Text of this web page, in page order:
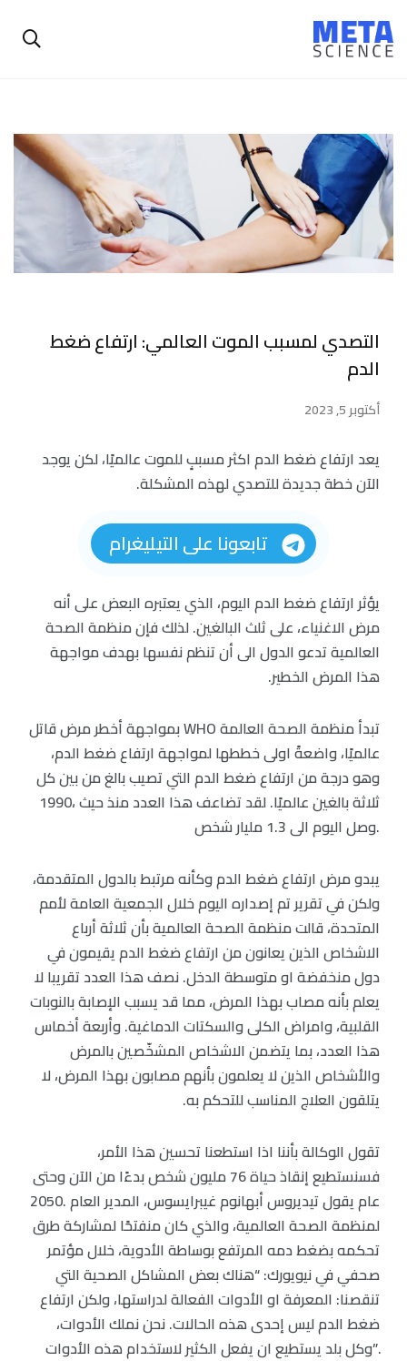
التصدي لمسبب الموت العالمي: ارتفاع ضغط
الدم
أكتوبر 5, 2023
يعد ارتفاع ضغط الدم اكثر مسببٍ للموت عالميًا، لكن يوجد
الآن خطة جديدة للتصدي لهذه المشكلة.
تابعونا على التيليغرام
يؤثر ارتفاع ضغط الدم اليوم، الذي يعتبره البعض على أنه
مرض الاغنياء، على ثلث البالغين. لذلك فإن منظمة الصحة
العالمية تدعو الدول الى أن تنظم نفسها بهدف مواجهة
هذا المرض الخطير.
تبدأ منظمة الصحة العالمة WHO بمواجهة أخطر مرض قاتل
عالميًا، واضعةً اولى خططها لمواجهة ارتفاع ضغط الدم،
وهو درجة من ارتفاع ضغط الدم التي تصيب بالغ من بين كل
ثلاثة بالغين عالميًا. لقد تضاعف هذا العدد منذ 199‪0، حيث
وصل اليوم الى 1.3 مليار شخص.
يبدو مرض ارتفاع ضغط الدم وكأنه مرتبط بالدول المتقدمة،
ولكن في تقرير تم إصداره اليوم خلال الجمعية العامة لأمم
المتحدة، قالت منظمة الصحة العالمية بأن ثلاثة أرباع
الاشخاص الذين يعانون من ارتفاع ضغط الدم يقيمون في
دول منخفضة او متوسطة الدخل. نصف هذا العدد تقريبا لا
يعلم بأنه مصاب بهذا المرض، مما قد يسبب الإصابة بالنوبات
القلبية، وامراض الكلى والسكتات الدماغية. وأربعة أخماس
هذا العدد، بما يتضمن الاشخاص المشخّصين بالمرض
والأشخاص الذين لا يعلمون بأنهم مصابون بهذا المرض، لا
يتلقون العلاج المناسب للتحكم به.
تقول الوكالة بأننا اذا استطعنا تحسين هذا الأمر،
فسنستطيع إنقاذ حياة 76 مليون شخص بدءًا من الآن وحتى
عام 205‪0. يقول تيديروس أبهانوم غيبرايسوس، المدير العام
لمنظمة الصحة العالمية، والذي كان منفتحًا لمشاركة طرق
تحكمه بضغط دمه المرتفع بوساطة الأدوية، خلال مؤتمر
صحفي في نيويورك: “هناك بعض المشاكل الصحية التي
تنقصنا: المعرفة او الأدوات الفعالة لدراستها، ولكن ارتفاع
ضغط الدم ليس إحدى هذه الحالات. نحن نملك الأدوات،
وكل بلد يستطيع ان يفعل الكثير لاستخدام هذه الأدوات”.